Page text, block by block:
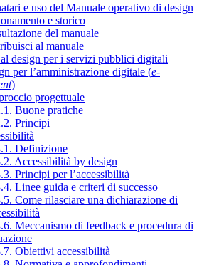
e uso del Manuale operativo di design
e storico
del manuale
al manuale
design per i servizi pubblici digitali
per l’amministrazione digitale (e-
)
progettuale
Buone pratiche
Principi
Definizione
Accessibilità by design
Principi per l’accessibilità
Linee guida e criteri di successo
Come rilasciare una dichiarazione di
Meccanismo di feedback e procedura di
Obiettivi accessibilità